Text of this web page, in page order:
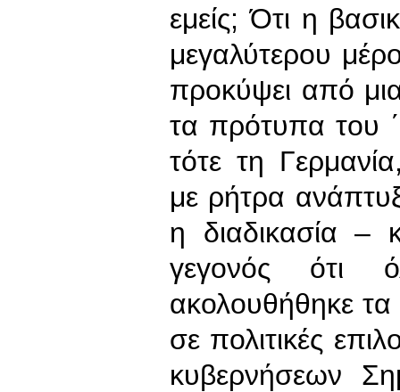
εμείς; Ότι η
μεγαλύτερου
προκύψει από
τα πρότυπα του
τότε τη
με ρήτρα
η διαδικασία –
γεγονός
ακολουθήθηκε
σε πολιτικές
κυβερνήσεων